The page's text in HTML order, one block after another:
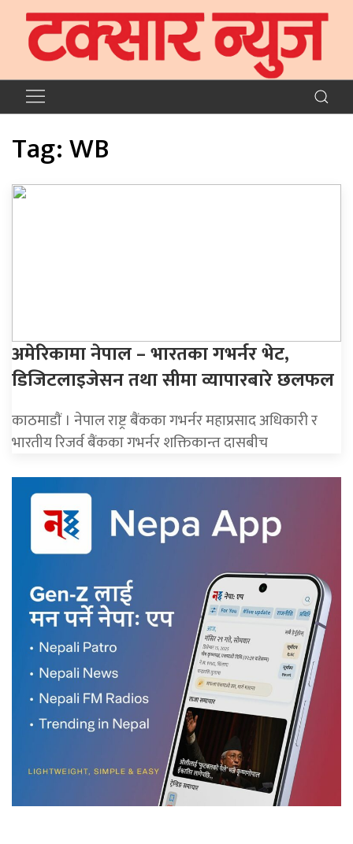
Tag:WB
अमेरिकामा नेपाल – भारतका गभर्नर भेट,
डिजिटलाइजेसन तथा सीमा व्यापारबारे छलफल
काठमाडाैं । नेपाल राष्ट्र बैंकका गभर्नर महाप्रसाद अधिकारी र
भारतीय रिजर्व बैंकका गभर्नर शक्तिकान्त दासबीच